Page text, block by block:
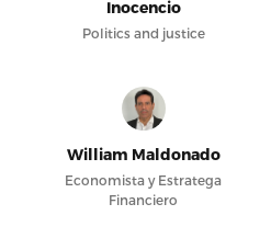
Inocencio
Politics and justice
William Maldonado
Economista y Estratega
Financiero